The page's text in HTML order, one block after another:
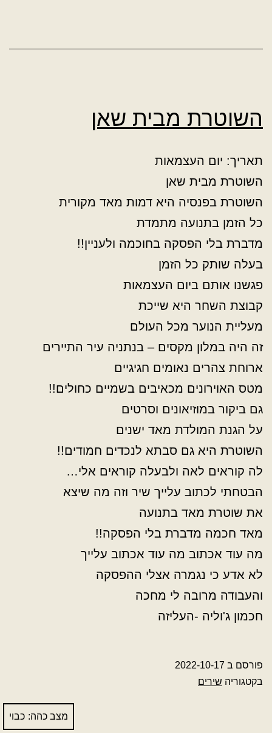
השוטרת מבית שאן
תאריך: יום העצמאות
השוטרת מבית שאן
השוטרת בפנסיה היא דמות מאד מקורית
כל הזמן בתנועה מתמדת
מדברת בלי הפסקה בחוכמה ולעניין!!
בעלה שותק כל הזמן
פגשנו אותם ביום העצמאות
קבוצת השחר היא שייכת
מעליית הנוער מכל העולם
זה היה במלון מקסים – בנתניה עיר התיירים
ארוחת צהרים נאומים חגיגיים
מטס האוירונים מכאיבים בשמיים כחולים!!
גם ביקור במוזיאונים וסרטים
על הגנת המולדת מאד ישנים
השוטרת היא גם סבתא לנכדים חמודים!!
לה קוראים לאה ולבעלה קוראים אלי…
הבטחתי לכתוב עלייך שיר וזה מה שיצא
את שוטרת מאד בתנועה
מאד חכמה מדברת בלי הפסקה!!
מה עוד אכתוב מה עוד אכתוב עלייך
לא אדע כי נגמרה אצלי ההפסקה
והעבודה מרובה לי מחכה
חכמון ג'וליה -העליזה
פורסם ב 2022-10-17
בקטגוריה שירים
מצב כהה: